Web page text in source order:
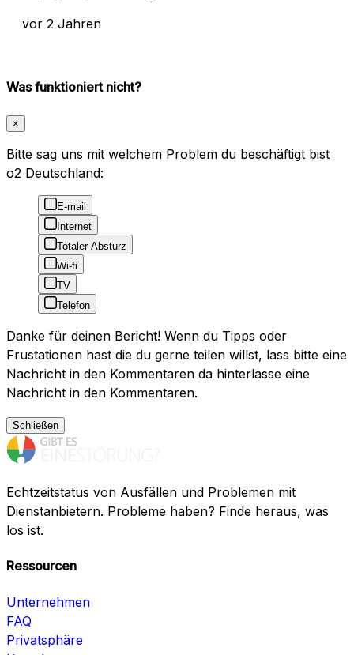
vor 2 Jahren
Was funktioniert nicht?
×
Bitte sag uns mit welchem Problem du beschäftigt bist
o2 Deutschland:
E-mail
Internet
Totaler Absturz
Wi-fi
TV
Telefon
Danke für deinen Bericht! Wenn du Tipps oder
Frustationen hast die du gerne teilen willst, lass bitte eine
Nachricht in den Kommentaren da hinterlasse eine
Nachricht in den Kommentaren.
Schließen
Echtzeitstatus von Ausfällen und Problemen mit
Dienstanbietern. Probleme haben? Finde heraus, was
los ist.
Ressourcen
Unternehmen
FAQ
Privatsphäre